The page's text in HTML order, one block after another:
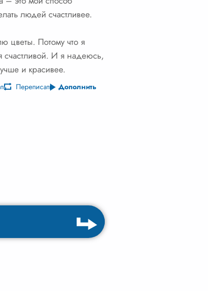
людей счастливее.
цветы. Потому что я
счастливой. И я надеюсь,
и красивее.
Переписать Дополнить